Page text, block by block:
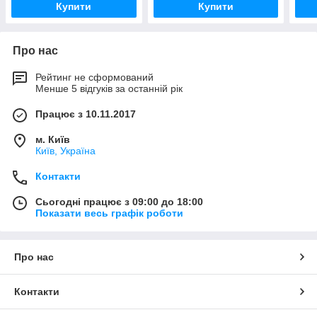
Купити Купити
Про нас
Рейтинг не сформований
Менше 5 відгуків за останній рік
Працює з 10.11.2017
м. Київ
Київ, Україна
Контакти
Сьогодні працює з 09:00 до 18:00
Показати весь графік роботи
Про нас
Контакти